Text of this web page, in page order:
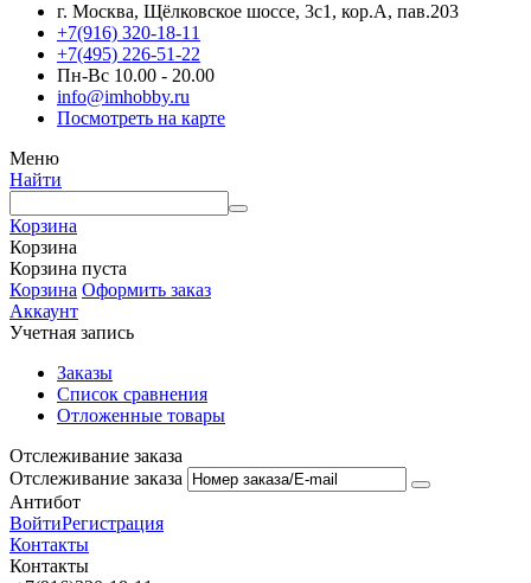
г. Москва, Щёлковское шоссе, 3с1, кор.А, пав.203
+7(916) 320-18-11
+7(495) 226-51-22
Пн-Вс 10.00 - 20.00
info@imhobby.ru
Посмотреть на карте
Меню
Найти
Корзина
Корзина
Корзина пуста
Корзина Оформить заказ
Аккаунт
Учетная запись
Заказы
Список сравнения
Отложенные товары
Отслеживание заказа
Отслеживание заказа
Антибот
ВойтиРегистрация
Контакты
Контакты